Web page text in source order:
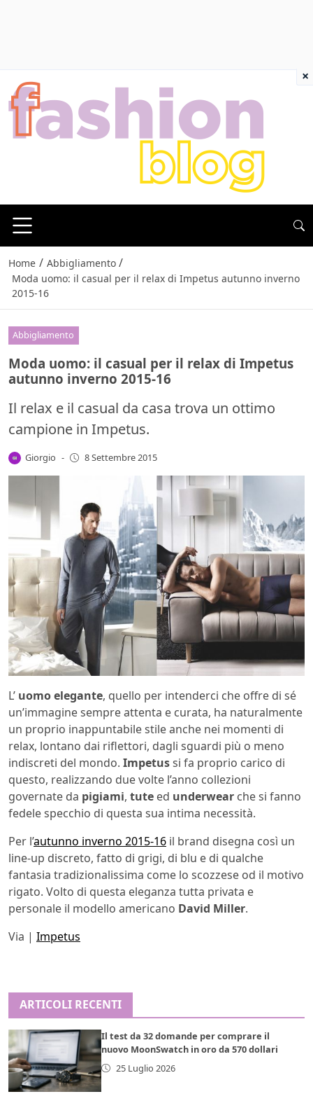
Home / Abbigliamento /
Moda uomo: il casual per il relax di Impetus autunno inverno
2015-16
Abbigliamento
Moda uomo: il casual per il relax di Impetus
autunno inverno 2015-16
Il relax e il casual da casa trova un ottimo
campione in Impetus.
Giorgio - 8 Settembre 2015
L’ uomo elegante, quello per intenderci che offre di sé
un’immagine sempre attenta e curata, ha naturalmente
un proprio inappuntabile stile anche nei momenti di
relax, lontano dai riflettori, dagli sguardi più o meno
indiscreti del mondo. Impetussi fa proprio carico di
questo, realizzando due volte l’anno collezioni
governate da pigiami, tute ed underwear che si fanno
fedele specchio di questa sua intima necessità.
Per l’autunno inverno 2015-16 il brand disegna così un
line-up discreto, fatto di grigi, di blu e di qualche
fantasia tradizionalissima come lo scozzese od il motivo
rigato. Volto di questa eleganza tutta privata e
personale il modello americano David Miller.
Via | Impetus
ARTICOLI RECENTI
Il test da 32 domande per comprare il
nuovo MoonSwatch in oro da 570 dollari
25 Luglio 2026
×